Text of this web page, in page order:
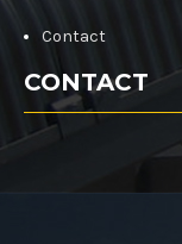
Contact
CONTACT